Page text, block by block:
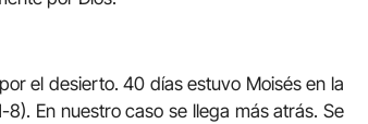
el desierto. 40 días estuvo Moisés en la
8). En nuestro caso se llega más atrás. Se